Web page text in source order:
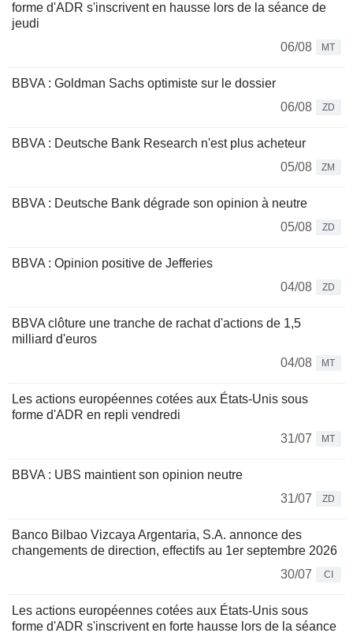
forme d'ADR s'inscrivent en hausse lors de la séance de
jeudi
06/08
MT
BBVA : Goldman Sachs optimiste sur le dossier
06/08
ZD
BBVA : Deutsche Bank Research n'est plus acheteur
05/08
ZM
BBVA : Deutsche Bank dégrade son opinion à neutre
05/08
ZD
BBVA : Opinion positive de Jefferies
04/08
ZD
BBVA clôture une tranche de rachat d'actions de 1,5
milliard d'euros
04/08
MT
Les actions européennes cotées aux États-Unis sous
forme d'ADR en repli vendredi
31/07
MT
BBVA : UBS maintient son opinion neutre
31/07
ZD
Banco Bilbao Vizcaya Argentaria, S.A. annonce des
changements de direction, effectifs au 1er septembre 2026
30/07
CI
Les actions européennes cotées aux États-Unis sous
forme d'ADR s'inscrivent en forte hausse lors de la séance